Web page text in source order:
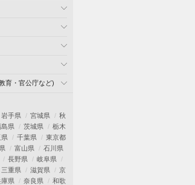
育・官公庁など)
岩手県 宮城県
秋
島県 茨城県
栃木
県 千葉県
東京都
富山県
石川県
長野県
岐阜県
三重県 滋賀県
京
庫県 奈良県
和歌